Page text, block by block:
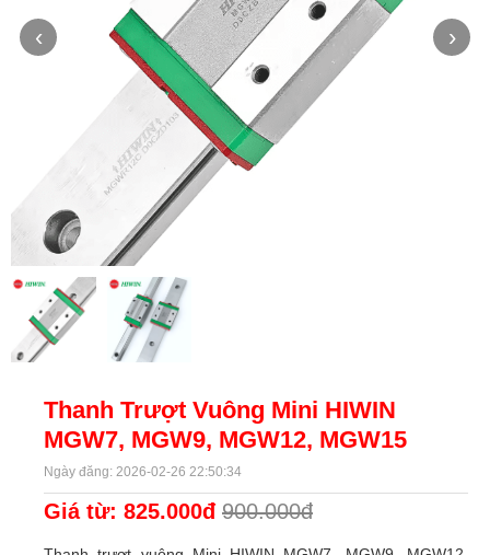
‹ ›
Thanh Trượt Vuông Mini HIWIN
MGW7, MGW9, MGW12, MGW15
Ngày đăng: 2026-02-26 22:50:34
Giá từ: 825.000đ 900.000đ